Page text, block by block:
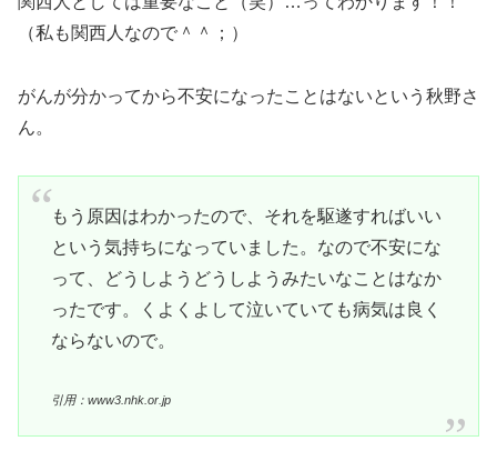
（私も関西人なので＾＾；）
がんが分かってから不安になったことはないという秋野さ
ん。
もう原因はわかったので、それを駆遂すればいい
という気持ちになっていました。なので不安にな
って、どうしようどうしようみたいなことはなか
ったです。くよくよして泣いていても病気は良く
ならないので。
引用：www3.nhk.or.jp